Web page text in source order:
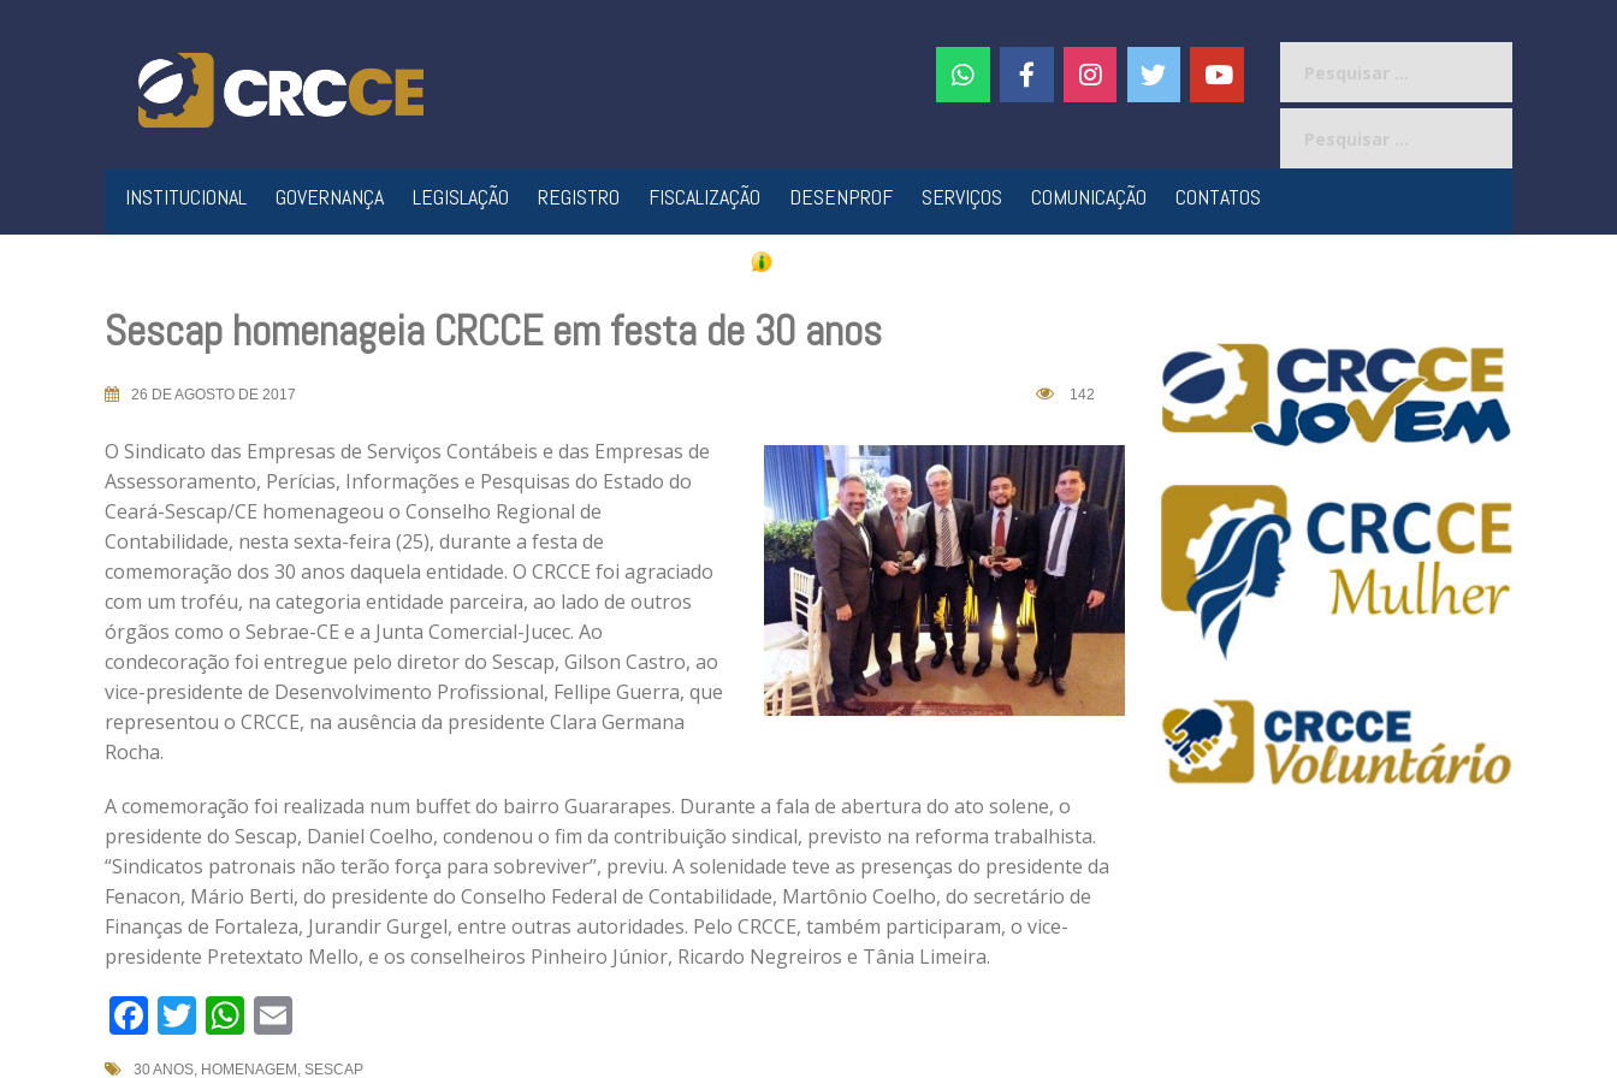
INSTITUCIONAL GOVERNANÇA LEGISLAÇÃO REGISTRO FISCALIZAÇÃO DESENPROF SERVIÇOS COMUNICAÇÃO CONTATOS
Sescap homenageia CRCCE em festa de 30 anos
26 DE AGOSTO DE 2017 142
O Sindicato das Empresas de Serviços Contábeis e das Empresas de
Assessoramento, Perícias, Informações e Pesquisas do Estado do
Ceará-Sescap/CE homenageou o Conselho Regional de
Contabilidade, nesta sexta-feira (25), durante a festa de
comemoração dos 30 anos daquela entidade. O CRCCE foi agraciado
com um troféu, na categoria entidade parceira, ao lado de outros
órgãos como o Sebrae-CE e a Junta Comercial-Jucec. Ao
condecoração foi entregue pelo diretor do Sescap, Gilson Castro, ao
vice-presidente de Desenvolvimento Profissional, Fellipe Guerra, que
representou o CRCCE, na ausência da presidente Clara Germana
Rocha.
A comemoração foi realizada num buffet do bairro Guararapes. Durante a fala de abertura do ato solene, o
presidente do Sescap, Daniel Coelho, condenou o fim da contribuição sindical, previsto na reforma trabalhista.
“Sindicatos patronais não terão força para sobreviver”, previu. A solenidade teve as presenças do presidente da
Fenacon, Mário Berti, do presidente do Conselho Federal de Contabilidade, Martônio Coelho, do secretário de
Finanças de Fortaleza, Jurandir Gurgel, entre outras autoridades. Pelo CRCCE, também participaram, o vice-
presidente Pretextato Mello, e os conselheiros Pinheiro Júnior, Ricardo Negreiros e Tânia Limeira.
Facebook
TwitterWhatsApp
30 ANOS, HOMENAGEM , SESCAP